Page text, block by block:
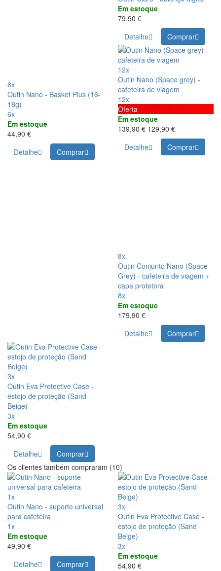
6x
Outin Nano - Basket Plus (16-
18g)
6x
Em estoque
44,90 €
Detalhe
Comprar
Em estoque
79,90 €
Detalhe
Comprar
12x
Outin Nano (Space grey) -
cafeteira de viagem
12x
Oferta
Em estoque
139,90 € 129,90 €
Detalhe
Comprar
8x
Outin Conjunto Nano (Space
Grey) - cafeteira de viagem +
capa protetora
8x
Em estoque
179,90 €
Detalhe
Comprar
3x
Outin Eva Protective Case -
estojo de proteção (Sand
Beige)
3x
Em estoque
54,90 €
Detalhe
Comprar
Os clientes também compraram (10)
1x
Outin Nano - suporte universal
para cafeteira
1x
Em estoque
49,90 €
Detalhe
Comprar
3x
Outin Eva Protective Case -
estojo de proteção (Sand
Beige)
3x
Em estoque
54,90 €